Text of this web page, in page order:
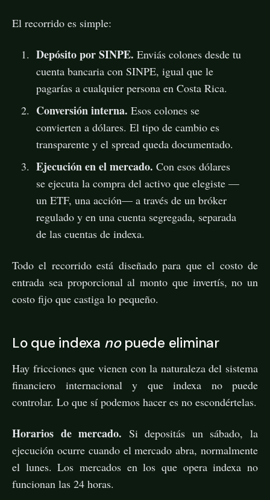
El recorrido es simple:
Depósito por SINPE. Enviás colones desde tu
cuenta bancaria con SINPE, igual que le
pagarías a cualquier persona en Costa Rica.
Conversión interna. Esos colones se
convierten a dólares. El tipo de cambio es
transparente y el spread queda documentado.
Ejecución en el mercado. Con esos dólares
se ejecuta la compra del activo que elegiste —
un ETF, una acción— a través de un bróker
regulado y en una cuenta segregada, separada
de las cuentas de indexa.
Todo el recorrido está diseñado para que el costo de
entrada sea proporcional al monto que invertís, no un
costo fijo que castiga lo pequeño.
Lo que indexa nopuede eliminar
Hay fricciones que vienen con la naturaleza del sistema
financiero internacional y que indexa no puede
controlar. Lo que sí podemos hacer es no escondértelas.
Horarios de mercado. Si depositás un sábado, la
ejecución ocurre cuando el mercado abra, normalmente
el lunes. Los mercados en los que opera indexa no
funcionan las 24 horas.